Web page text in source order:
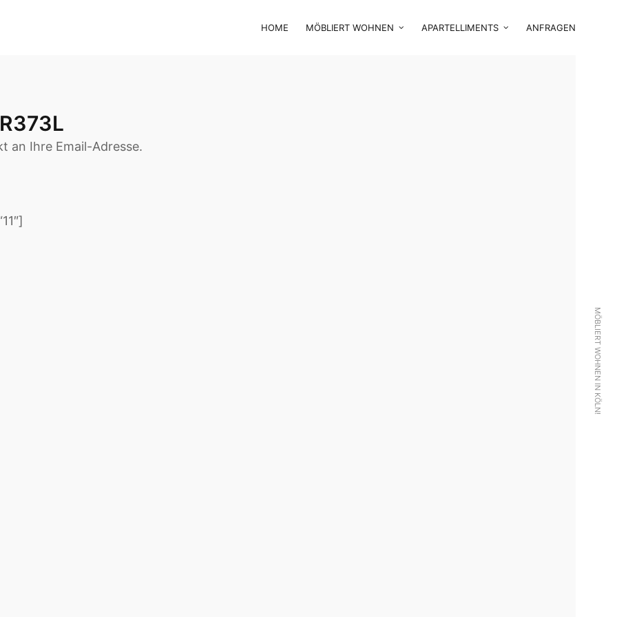
HOME MÖBLIERT WOHNEN APARTELLIMENTS ANFRAGEN
MÖBLIERT WOHNEN IN KÖLN!
an Ihre Email-Adresse.